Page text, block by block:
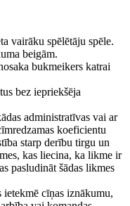
vairāku spēlētāju spēle.
beigām.
bukmeikers katrai
bez iepriekšēja
administratīvas vai ar
koeficientu
starp derību tirgu un
kas liecina, ka likme ir
pasludināt šādas likmes
cīņas iznākumu,